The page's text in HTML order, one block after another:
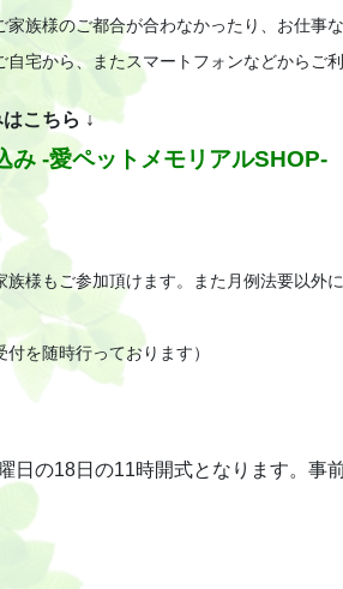
家族様のご都合が合わなかったり、お仕事
宅から、またスマートフォンなどからご
こちら ↓
み -愛ペットメモリアルSHOP-
族様もご参加頂けます。また月例法要以外
を随時行っております）
日の18日の11時開式となります。事